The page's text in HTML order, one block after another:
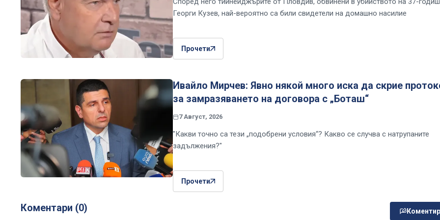
Георги Кузев, най-вероятно са били свидетели на домашно насилие
Прочети
Ивайло Мирчев: Явно някой много иска да скрие
за замразяването на договора с „Боташ“
7 Август, 2026
"Какви точно са тези „подобрени условия“? Какво се случва с натрупаните
задължения?"
Прочети
Коментари (0)